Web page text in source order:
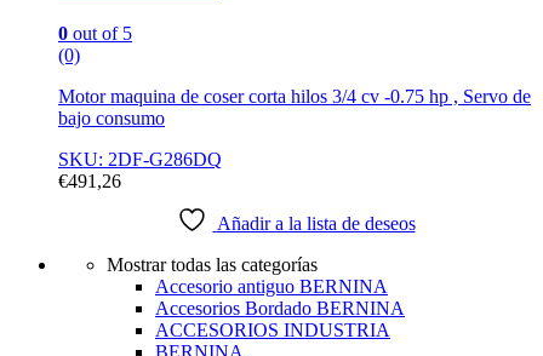
0 out of 5
(0)
Motor maquina de coser corta hilos 3/4 cv -0.75 hp , Servo de
bajo consumo
SKU: 2DF-G286DQ
€491,26
Añadir a la lista de deseos
Mostrar todas las categorías
Accesorio antiguo BERNINA
Accesorios Bordado BERNINA
ACCESORIOS INDUSTRIA
BERNINA